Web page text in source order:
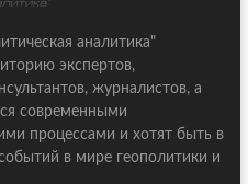
аналитика"
экспертов,
журналистов, а
современными
процессами и хотят быть в
в мире геополитики и